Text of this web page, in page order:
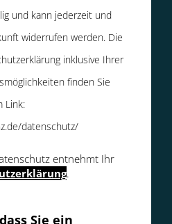
und kann jederzeit und
widerrufen werden. Die
inklusive Ihrer
finden Sie
Link:
datenschutz/
entnehmt Ihr
.
Feld leer.
Sie ein